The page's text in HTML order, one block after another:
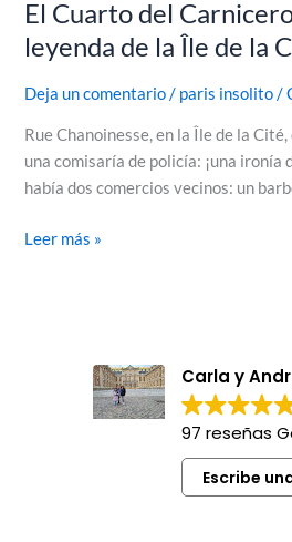
El Cuarto del
leyenda de la Île de la
Deja un comentario / paris insolito/
Rue Chanoinesse, en la Île de la
una comisaría de policía: ¡una ironía
había dos comercios vecinos: un
Leer más »
Carla y
97 reseñas
Escribe